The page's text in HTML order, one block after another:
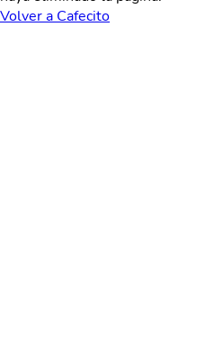
Volver a Cafecito